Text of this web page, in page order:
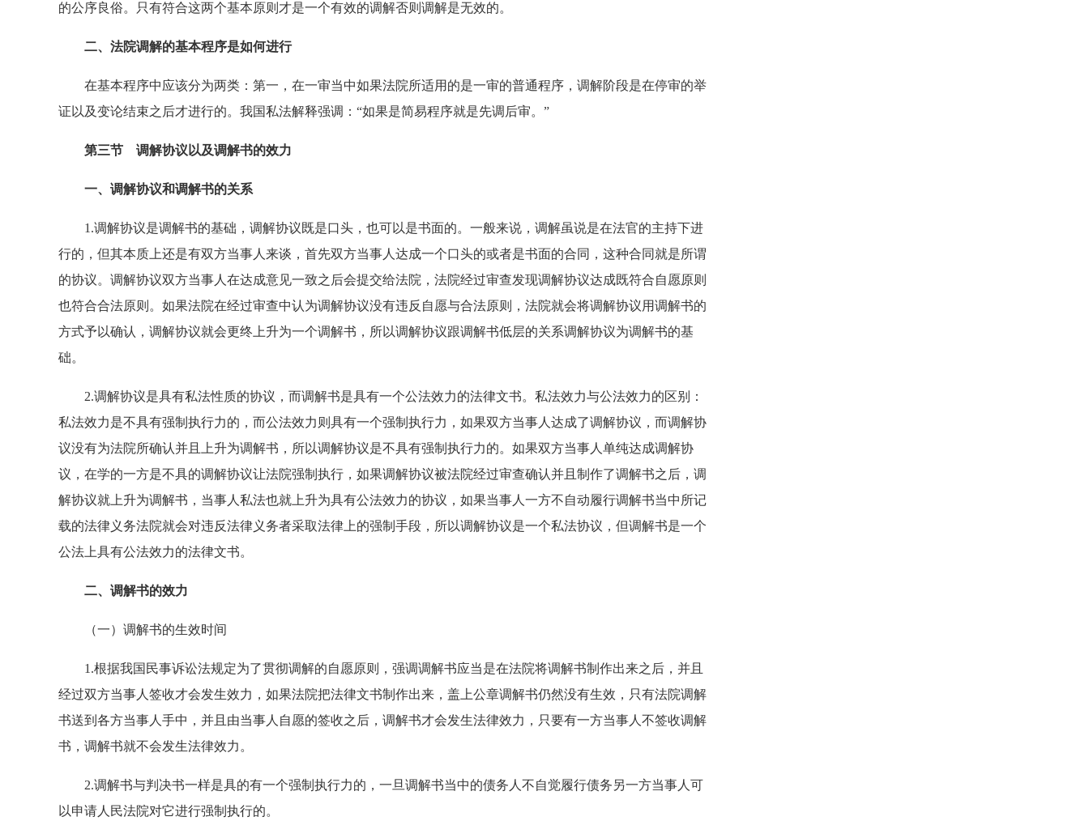
的公序良俗。只有符合这两个基本原则才是一个有效的调解否则调解是无效的。
二、法院调解的基本程序是如何进行
在基本程序中应该分为两类：第一，在一审当中如果法院所适用的是一审的普通程序，调解阶段是在停审的举
证以及变论结束之后才进行的。我国私法解释强调：“如果是简易程序就是先调后审。”
第三节 调解协议以及调解书的效力
一、调解协议和调解书的关系
1.调解协议是调解书的基础，调解协议既是口头，也可以是书面的。一般来说，调解虽说是在法官的主持下进
行的，但其本质上还是有双方当事人来谈，首先双方当事人达成一个口头的或者是书面的合同，这种合同就是所谓
的协议。调解协议双方当事人在达成意见一致之后会提交给法院，法院经过审查发现调解协议达成既符合自愿原则
也符合合法原则。如果法院在经过审查中认为调解协议没有违反自愿与合法原则，法院就会将调解协议用调解书的
方式予以确认，调解协议就会更终上升为一个调解书，所以调解协议跟调解书低层的关系调解协议为调解书的基
础。
2.调解协议是具有私法性质的协议，而调解书是具有一个公法效力的法律文书。私法效力与公法效力的区别：
私法效力是不具有强制执行力的，而公法效力则具有一个强制执行力，如果双方当事人达成了调解协议，而调解协
议没有为法院所确认并且上升为调解书，所以调解协议是不具有强制执行力的。如果双方当事人单纯达成调解协
议，在学的一方是不具的调解协议让法院强制执行，如果调解协议被法院经过审查确认并且制作了调解书之后，调
解协议就上升为调解书，当事人私法也就上升为具有公法效力的协议，如果当事人一方不自动履行调解书当中所记
载的法律义务法院就会对违反法律义务者采取法律上的强制手段，所以调解协议是一个私法协议，但调解书是一个
公法上具有公法效力的法律文书。
二、调解书的效力
（一）调解书的生效时间
1.根据我国民事诉讼法规定为了贯彻调解的自愿原则，强调调解书应当是在法院将调解书制作出来之后，并且
经过双方当事人签收才会发生效力，如果法院把法律文书制作出来，盖上公章调解书仍然没有生效，只有法院调解
书送到各方当事人手中，并且由当事人自愿的签收之后，调解书才会发生法律效力，只要有一方当事人不签收调解
书，调解书就不会发生法律效力。
2.调解书与判决书一样是具的有一个强制执行力的，一旦调解书当中的债务人不自觉履行债务另一方当事人可
以申请人民法院对它进行强制执行的。